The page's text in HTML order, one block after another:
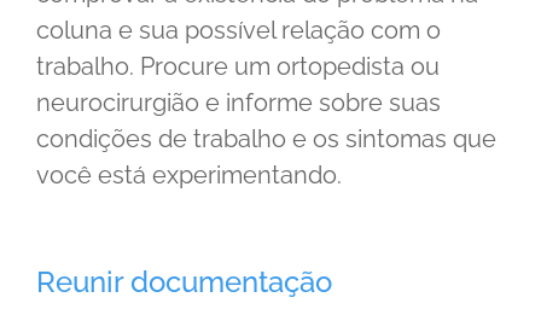
coluna e sua possível relação com o
trabalho. Procure um ortopedista ou
neurocirurgião e informe sobre suas
condições de trabalho e os sintomas que
você está experimentando.
Reunir documentação